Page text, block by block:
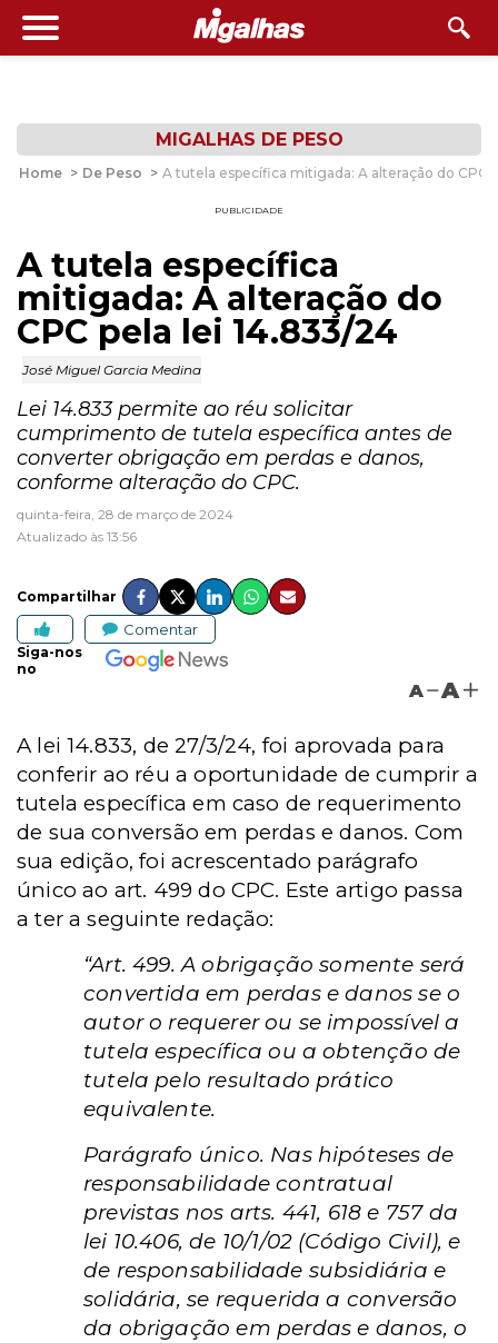
MIGALHAS DE PESO
Home > De Peso > A tutela específica mitigada: A alteração do CPC
PUBLICIDADE
A tutela específica
mitigada: A alteração do
CPC pela lei 14.833/24
José Miguel Garcia Medina
Lei 14.833 permite ao réu solicitar
cumprimento de tutela específica antes de
converter obrigação em perdas e danos,
conforme alteração do CPC.
quinta-feira, 28 de março de 2024
Atualizado às 13:56
Compartilhar
Comentar
Siga-nos
no
A A
A lei 14.833, de 27/3/24, foi aprovada para
conferir ao réu a oportunidade de cumprir a
tutela específica em caso de requerimento
de sua conversão em perdas e danos. Com
sua edição, foi acrescentado parágrafo
único ao art. 499 do CPC. Este artigo passa
a ter a seguinte redação:
“Art. 499. A obrigação somente será
convertida em perdas e danos se o
autor o requerer ou se impossível a
tutela específica ou a obtenção de
tutela pelo resultado prático
equivalente.
Parágrafo único. Nas hipóteses de
responsabilidade contratual
previstas nos arts. 441, 618 e 757 da
lei 10.406, de 10/1/02 (Código Civil), e
de responsabilidade subsidiária e
solidária, se requerida a conversão
da obrigação em perdas e danos, o